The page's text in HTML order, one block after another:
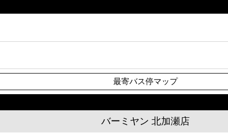
最寄バス停マップ
バーミヤン 北加瀬店